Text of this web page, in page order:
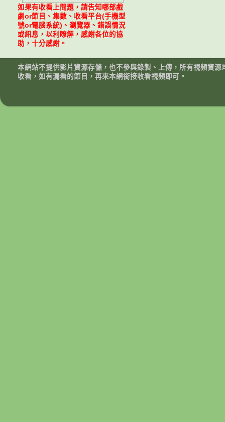
如果有收看上問題，請告知哪部戲
劇or節目、集數、收看平台(手機型
號or電腦系統)、瀏覽器、錯誤情況
或訊息，以利瞭解，感謝各位的協
助，十分感謝。
本網站不提供影片資源存儲，也不參與錄製、上傳，所有視頻資
收看，如有漏看的節目，再來本網銜接收看視頻即可。